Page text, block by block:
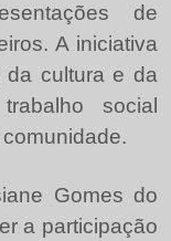
de
A iniciativa
da cultura e da
social
Gomes do
a participação